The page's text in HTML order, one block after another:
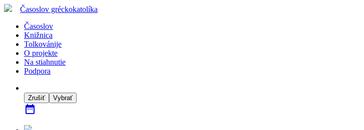
Časoslov gréckokatolíka
Časoslov
Knižnica
Tolkovánije
O projekte
Na stiahnutie
Podpora
Zrušiť Vybrať
date_range